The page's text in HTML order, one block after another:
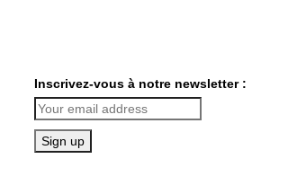
Inscrivez-vous à notre newsletter :